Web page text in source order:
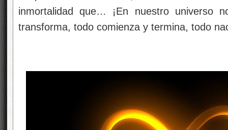
inmortalidad que… ¡En nuestro universo
transforma, todo comienza y termina, todo